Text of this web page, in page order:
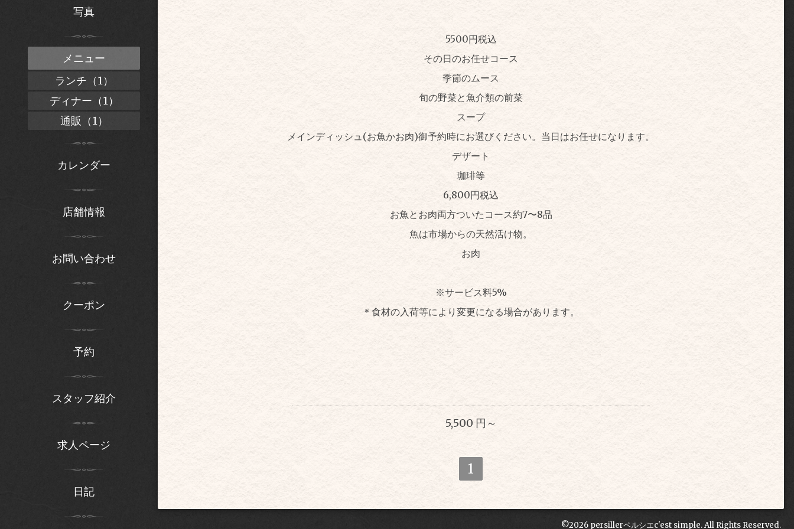
5500円税込
その日のお任せコース
季節のムース
旬の野菜と魚介類の前菜
スープ
メインディッシュ(お魚かお肉)御予約時にお選びください。当日はお任せになります。
デザート
珈琲等
6,800円税込
お魚とお肉両方ついたコース約7〜8品
魚は市場からの天然活け物。
お肉
※サービス料5%
＊食材の入荷等により変更になる場合があります。
5,500 円～
1
©2026 persillerペルシエc'est simple. All Rights Reserved.
写真
メニュー
ランチ（1）
ディナー（1）
通販（1）
カレンダー
店舗情報
お問い合わせ
クーポン
予約
スタッフ紹介
求人ページ
日記